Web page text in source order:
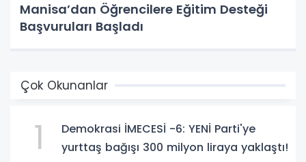
Manisa’dan Öğrencilere Eğitim Desteği
Başvuruları Başladı
Çok Okunanlar
1
Demokrasi İMECESİ -6: YENİ Parti'ye
yurttaş bağışı 300 milyon liraya yaklaştı!